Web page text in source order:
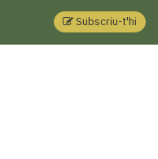
Subscriu-t'hi